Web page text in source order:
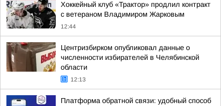
Хоккейный клуб «Трактор» продлил контракт
с ветераном Владимиром Жарковым
12:44
Центризбирком опубликовал данные о
численности избирателей в Челябинской
области
12:13
Платформа обратной связи: удобный способ